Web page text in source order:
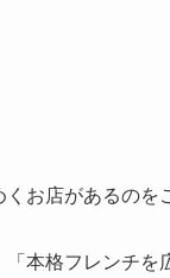
お店があるのを
本格フレンチ